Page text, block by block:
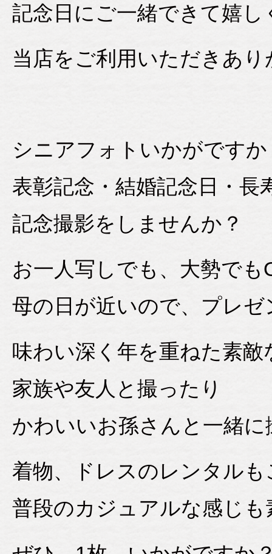
記念日にご一緒できて嬉し
当店をご利用いただきあ
シニアフォトいかがですか
表彰記念・結婚記念日・長
記念撮影をしませんか？
お一人写しでも、大勢でも
母の日が近いので、プレ
味わい深く年を重ねた素敵
家族や友人と撮ったり
かわいいお孫さんと一緒
着物、ドレスのレンタル
普段のカジュアルな感じ